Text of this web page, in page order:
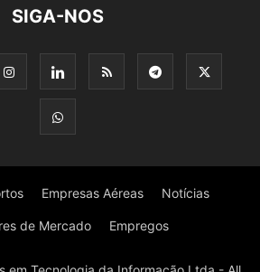
SIGA-NOS
Empresas Aéreas Notícias
de Mercado Empregos